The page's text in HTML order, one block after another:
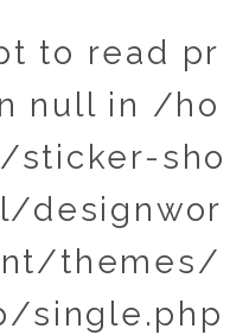
to read pr
null in /ho
sticker-sho
designwor
themes/
single.php